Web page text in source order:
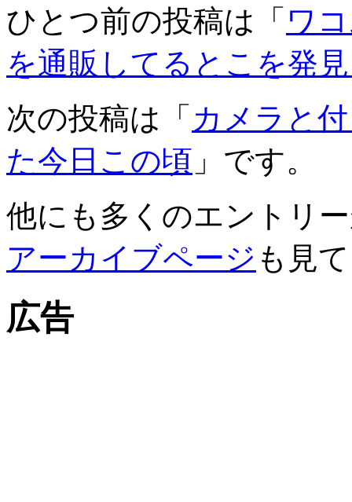
ひとつ前の投稿は「 ワ
を通販してるとこを発
次の投稿は「 カメラと
た今日この頃 」です。
他にも多くのエントリ
アーカイブページ も見
広告